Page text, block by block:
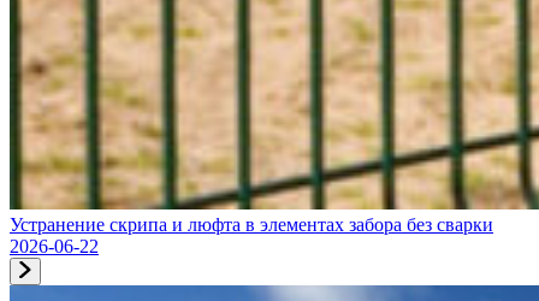
Устранение скрипа и люфта в элементах забора без сварки
2026-06-22